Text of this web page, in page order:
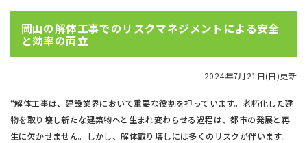
岡山の解体工事でのリスクマネジメントによる安全
と効率の両立
2024年7月21日(日)更新
“解体工事は、建設業界において重要な役割を担っています。老朽化した建
物を取り壊し新たな建築物へと生まれ変わらせる過程は、都市の発展と再
生に欠かせません。しかし、解体取り壊しには多くのリスクが伴います。